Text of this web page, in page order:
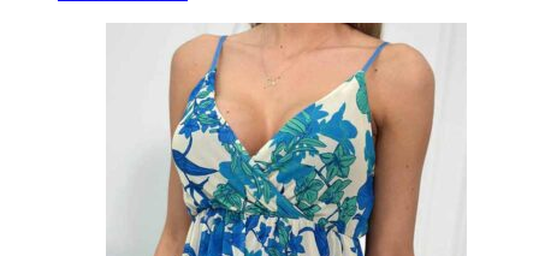
ima
več
različic.
Možnosti
lahko
izberete
na
strani
izdelka